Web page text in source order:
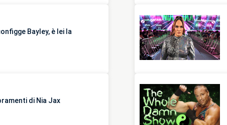
Bayley, è lei la
di Nia Jax